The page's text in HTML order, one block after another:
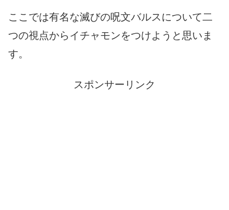
ここでは有名な滅びの呪文バルスについて二
つの視点からイチャモンをつけようと思いま
す。
スポンサーリンク